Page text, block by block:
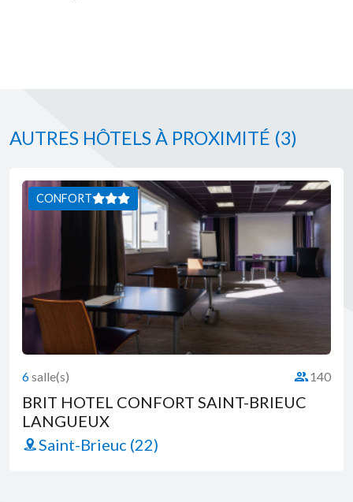
AUTRES HÔTELS À PROXIMITÉ (3)
CONFORT
BRIT HOTEL CONFORT SAINT-BRIEUC
LANGUEUX
6salle(s) Capacité :
140
Saint-Brieuc (22)